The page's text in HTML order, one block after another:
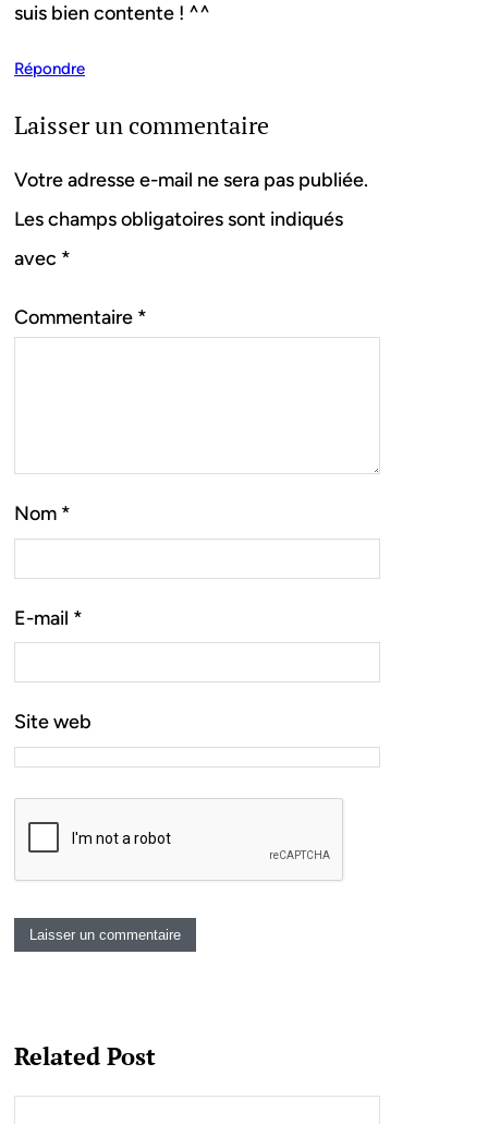
suis bien contente ! ^^
Répondre
Laisser un commentaire
Votre adresse e-mail ne sera pas publiée.
Les champs obligatoires sont indiqués
avec *
Commentaire *
Nom *
E-mail *
Site web
Related Post